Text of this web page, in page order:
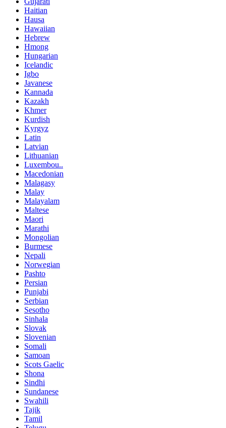
Haitian
Hausa
Hawaiian
Hebrew
Hmong
Hungarian
Icelandic
Igbo
Javanese
Kannada
Kazakh
Khmer
Kurdish
Kyrgyz
Latin
Latvian
Lithuanian
Luxembou..
Macedonian
Malagasy
Malay
Malayalam
Maltese
Maori
Marathi
Mongolian
Burmese
Nepali
Norwegian
Pashto
Persian
Punjabi
Serbian
Sesotho
Sinhala
Slovak
Slovenian
Somali
Samoan
Scots Gaelic
Shona
Sindhi
Sundanese
Swahili
Tajik
Tamil